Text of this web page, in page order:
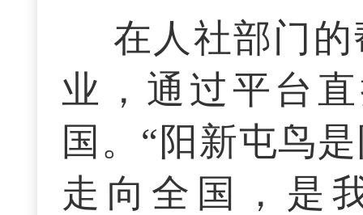
在人社部门
业，通过平台
国。“阳新屯鸟
走向全国，是